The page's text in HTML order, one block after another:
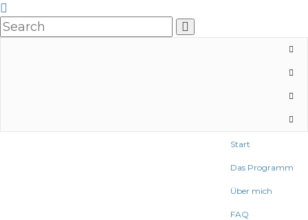
Start
Das Programm
Über mich
FAQ